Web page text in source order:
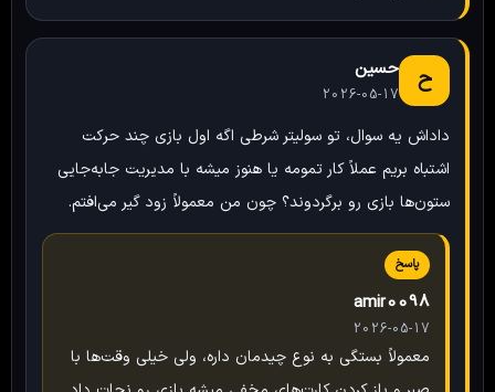
ح حسین
2026-05-17
داداش یه سوال، تو سولیتر شرطی اگه اول بازی چند حرکت
اشتباه بریم عملاً کار تمومه یا هنوز میشه با مدیریت جابه‌جایی
ستون‌ها بازی رو برگردوند؟ چون من معمولاً زود گیر می‌افتم.
پاسخ
amir0098
2026-05-17
معمولاً بستگی به نوع چیدمان داره، ولی خیلی وقت‌ها با